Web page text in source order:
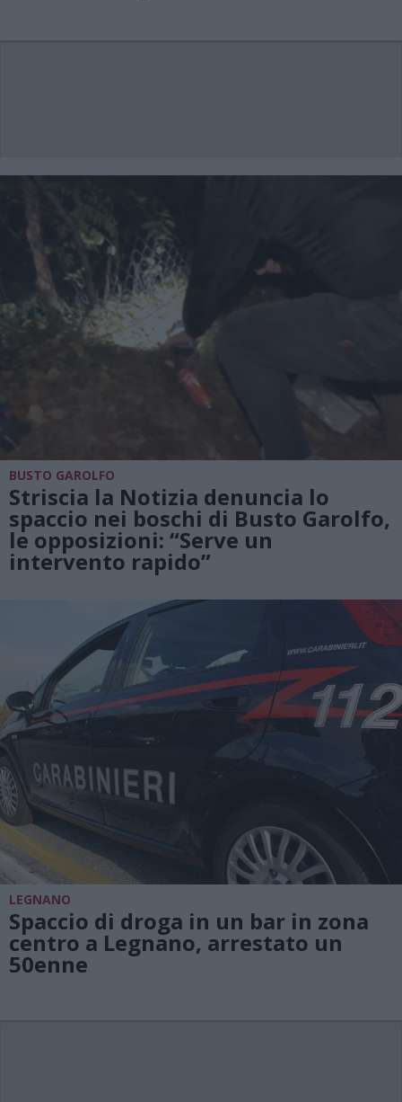
BUSTO GAROLFO
Striscia la Notizia denuncia lo
spaccio nei boschi di Busto Garolfo,
le opposizioni: “Serve un
intervento rapido”
LEGNANO
Spaccio di droga in un bar in zona
centro a Legnano, arrestato un
50enne